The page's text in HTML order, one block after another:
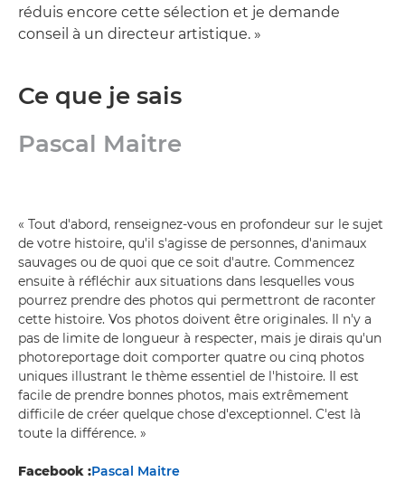
réduis encore cette sélection et je demande
conseil à un directeur artistique. »
Ce que je sais
Pascal Maitre
« Tout d'abord, renseignez-vous en profondeur sur le sujet
de votre histoire, qu'il s'agisse de personnes, d'animaux
sauvages ou de quoi que ce soit d'autre. Commencez
ensuite à réfléchir aux situations dans lesquelles vous
pourrez prendre des photos qui permettront de raconter
cette histoire. Vos photos doivent être originales. Il n'y a
pas de limite de longueur à respecter, mais je dirais qu'un
photoreportage doit comporter quatre ou cinq photos
uniques illustrant le thème essentiel de l'histoire. Il est
facile de prendre bonnes photos, mais extrêmement
difficile de créer quelque chose d'exceptionnel. C'est là
toute la différence. »
Facebook :Pascal Maitre